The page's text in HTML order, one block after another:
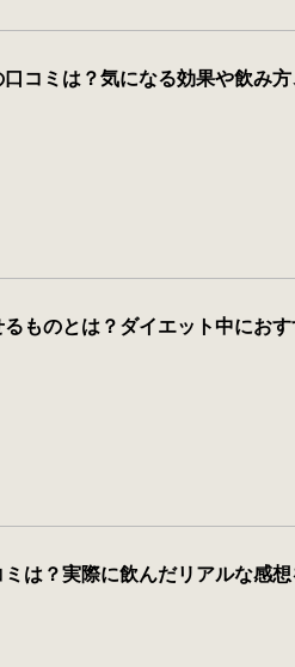
コミは？気になる効果や飲み
ものとは？ダイエット中にお
は？実際に飲んだリアルな感想